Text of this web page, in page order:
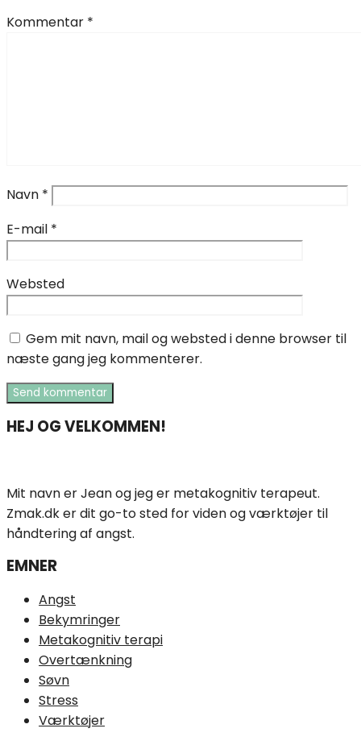
Kommentar *
Navn *
E-mail *
Websted
Gem mit navn, mail og websted i denne browser til
næste gang jeg kommenterer.
HEJ OG VELKOMMEN!
Mit navn er Jean og jeg er metakognitiv terapeut.
Zmak.dk er dit go-to sted for viden og værktøjer til
håndtering af angst.
EMNER
Angst
Bekymringer
Metakognitiv terapi
Overtænkning
Søvn
Stress
Værktøjer